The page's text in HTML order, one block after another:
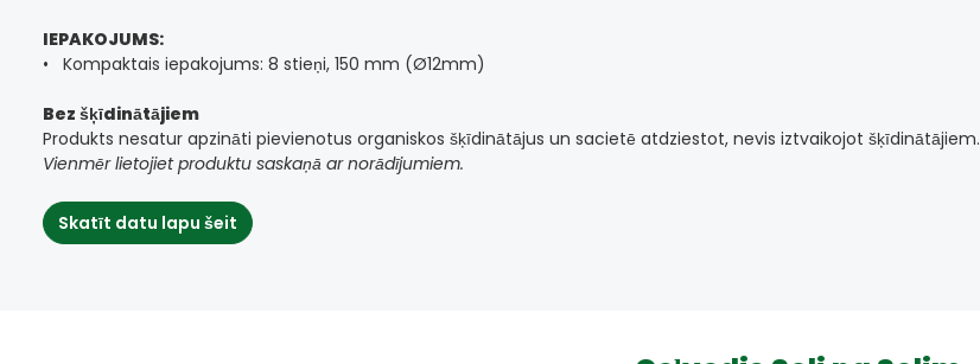
IEPAKOJUMS:
• Kompaktais iepakojums: 8 stieņi, 150 mm (Ø12mm)
Bez šķīdinātājiem
Produkts nesatur apzināti pievienotus organiskos šķīdinātājus un sacietē atdziestot, nevis iztvaikojot šķīdinātājiem.
Vienmēr lietojiet produktu saskaņā ar norādījumiem.
Skatīt datu lapu šeit